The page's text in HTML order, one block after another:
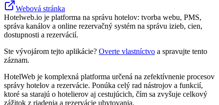
Webová stránka
Hotelweb.io je platforma na správu hotelov: tvorba webu, PMS,
správa kanálov a online rezervačný systém na správu izieb, cien,
dostupnosti a rezervácií.
Ste vývojárom tejto aplikácie? Overte vlastníctvo a spravujte tento
záznam.
HotelWeb je komplexná platforma určená na zefektívnenie procesov
správy hotelov a rezervácie. Ponúka celý rad nástrojov a funkcií,
ktoré sa starajú o hotelierov aj cestujúcich, čím sa zvyšuje celkový
zážitok z riadenia a rezervácie ubytovania.